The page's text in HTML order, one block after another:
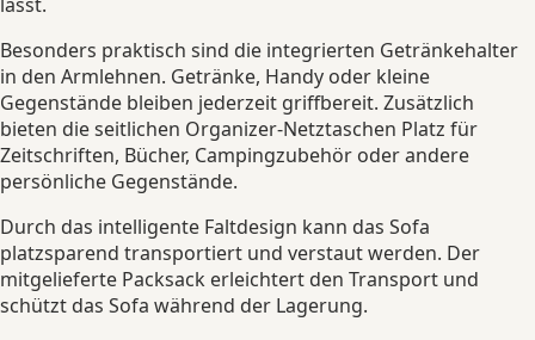
Besonders praktisch sind die integrierten Getränkehalter
in den Armlehnen. Getränke, Handy oder kleine
Gegenstände bleiben jederzeit griffbereit. Zusätzlich
bieten die seitlichen Organizer-Netztaschen Platz für
Zeitschriften, Bücher, Campingzubehör oder andere
persönliche Gegenstände.
Durch das intelligente Faltdesign kann das Sofa
platzsparend transportiert und verstaut werden. Der
mitgelieferte Packsack erleichtert den Transport und
schützt das Sofa während der Lagerung.